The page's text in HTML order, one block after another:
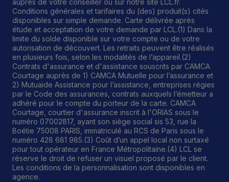
auprès de votre conseiller ou sur notre site LCL.fr.
Conditions générales et tarifaires du (des) produit(s) cités
disponibles sur simple demande. Carte délivrée après
étude et acceptation de votre demande par LCL.(1) Dans la
limite du solde disponible sur votre compte ou de votre
autorisation de découvert. Les retraits peuvent être réalisés
en plusieurs fois, selon les modalités de l’appareil.(2)
Contrats d'assurance et d'assistance souscrits par CAMCA
Courtage auprès de 1) CAMCA Mutuelle pour l’assurance et
2) Mutuaide Assistance pour l’assistance, entreprises régies
par le Code des assurances, contrats auxquels l’émetteur a
adhéré pour le compte du porteur de la carte. CAMCA
Courtage, courtier d'assurance inscrit à l'ORIAS sous le
numéro 07002817, ayant son siège social sis 53, rue la
Boétie 75008 PARIS, immatriculé au RCS de Paris sous le
numéro 428 681 985.(3) Coût d’un appel local non surtaxé
pour tout opérateur en France Métropolitaine.(4) LCL se
réserve le droit de refuser un visuel proposé par le client.
Les conditions de la personnalisation sont disponibles en
agence.